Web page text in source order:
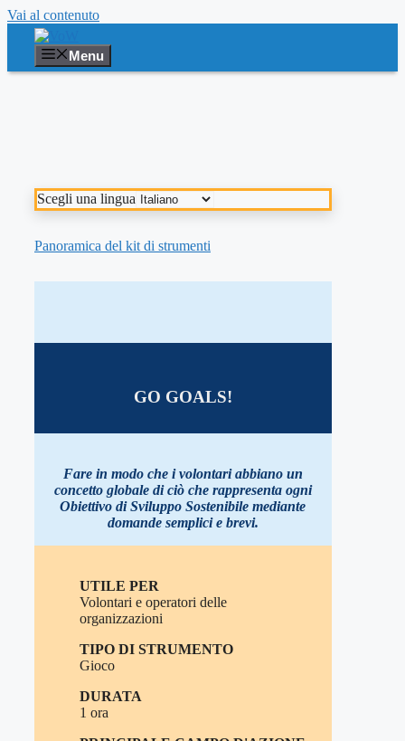
Vai al contenuto
Menu
Scegli una lingua
Panoramica del kit di strumenti
GO GOALS!
Fare in modo che i volontari abbiano un
concetto globale di ciò che rappresenta ogni
Obiettivo di Sviluppo Sostenibile mediante
domande semplici e brevi.
UTILE PER
Volontari e operatori delle
organizzazioni
TIPO DI STRUMENTO
Gioco
DURATA
1 ora